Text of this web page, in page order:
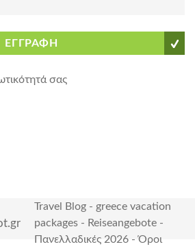
ΕΓΓΡΑΦΗ
σας
Travel Blog - greece vacation
packages - Reiseangebote -
Πανελλαδικές 2026 -Όροι